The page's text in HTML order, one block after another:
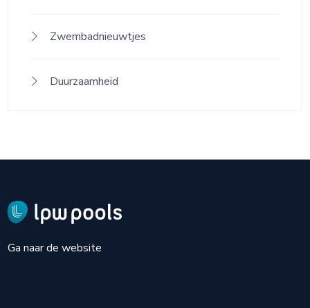
Zwembadnieuwtjes
Duurzaamheid
Ga naar de website